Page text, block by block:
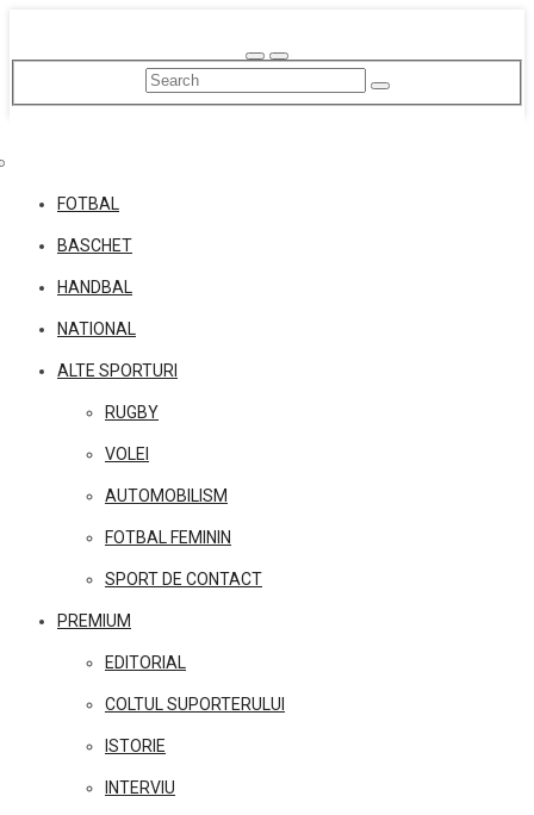
content
FOTBAL
BASCHET
HANDBAL
NATIONAL
ALTE SPORTURI
RUGBY
VOLEI
AUTOMOBILISM
FOTBAL FEMININ
SPORT DE CONTACT
PREMIUM
EDITORIAL
COLTUL SUPORTERULUI
ISTORIE
INTERVIU